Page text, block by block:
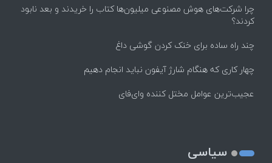
چرا شرکت‌های هوش مصنوعی میلیون‌ها کتاب را خریدند و بعد نابود
کردند؟
چند راه‌ ساده برای خنک کردن گوشی داغ
چهار کاری که هنگام شارژ آیفون نباید انجام دهیم
عجیب‌ترین عوامل مختل کننده وای‌فای
سیاسی